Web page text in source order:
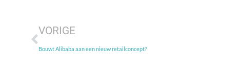
VORIGE
Bouwt Alibaba aan een nieuw retailconcept?